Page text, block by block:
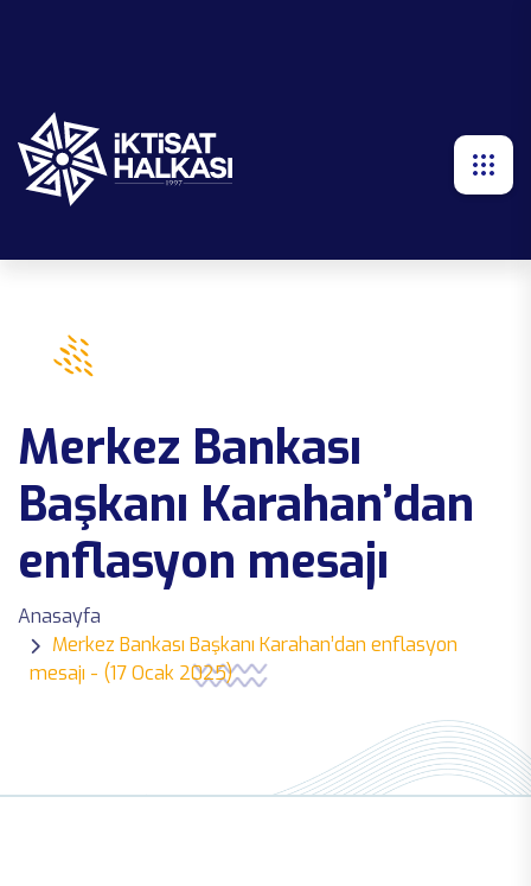
Merkez Bankası
Başkanı Karahan’dan
enflasyon mesajı
Anasayfa
Merkez Bankası Başkanı Karahan’dan enflasyon
mesajı - (17 Ocak 2025)